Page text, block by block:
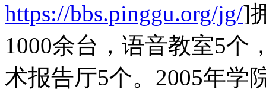
https://bbs.pinggu.org/jg/]
1000余台，语音教室5个
术报告厅5个。2005年学